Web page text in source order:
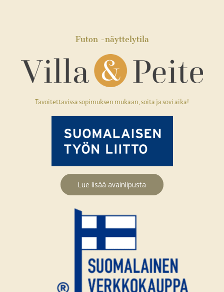
k
a
Futon -näyttelytila
Tavoitettavissa sopimuksen mukaan, soita ja sovi aika!
Lue lisää avainlipusta